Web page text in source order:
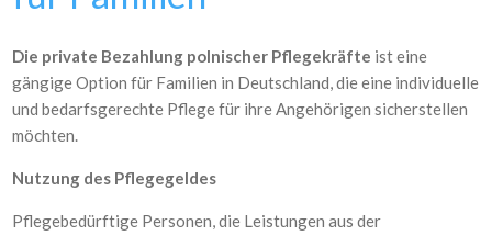
Die private Bezahlung polnischer Pflegekräfte ist eine
gängige Option für Familien in Deutschland, die eine individuelle
und bedarfsgerechte Pflege für ihre Angehörigen sicherstellen
möchten.
Nutzung des Pflegegeldes
Pflegebedürftige Personen, die Leistungen aus der